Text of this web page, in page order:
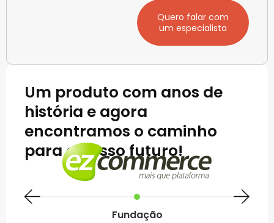
Quero falar com
um especialista
Um produto com anos de
história e agora
encontramos o caminho
para o nosso futuro!
Fundação